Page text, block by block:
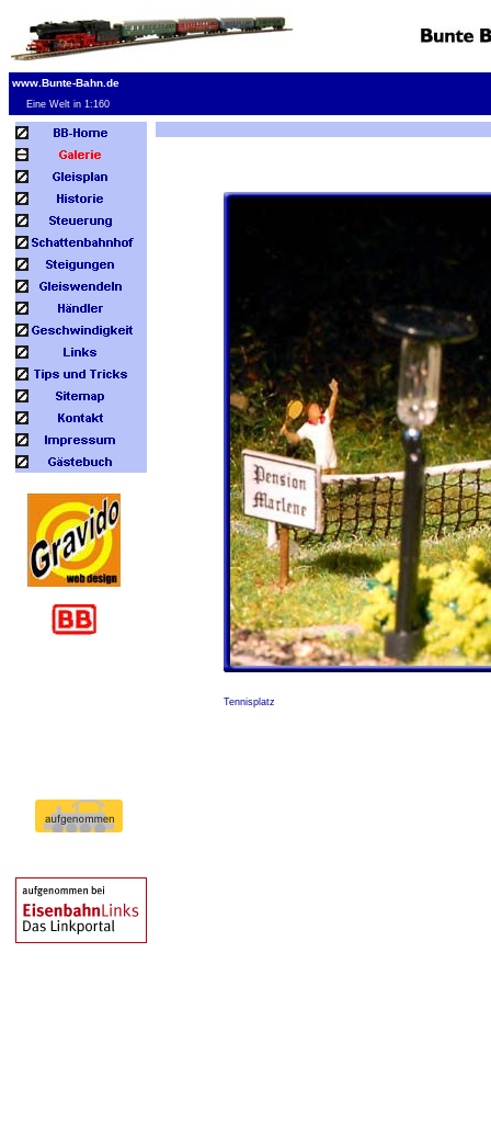
www.Bunte-Bahn.de
Eine Welt in 1:160
Tennisplatz